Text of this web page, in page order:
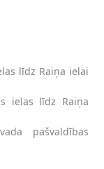
līdz Raiņa ielai
ielas līdz Raiņa
pašvaldības